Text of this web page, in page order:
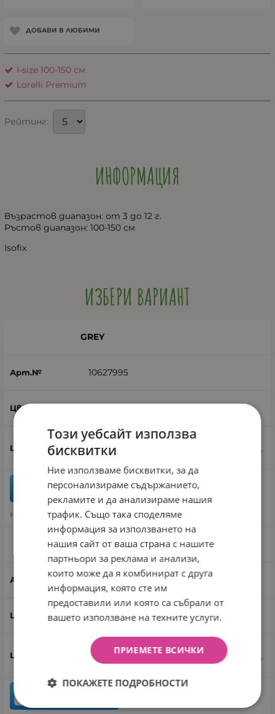
ДОБАВИ В ЛЮБИМИ
I-size 100-150 см
Lorelli Premium
Рейтинг:
ИНФОРМАЦИЯ
Възрастов диапазон: от 3 до 12 г.
Ръстов диапазон: 100-150 см
Isofix
ИЗБЕРИ ВАРИАНТ
10627995
GREY
лв.
бр. КУПИ
Направи запитване
10627994
BEIGE
Бежов
74.99€ / 146.67 лв.
Този уебсайт използва
бисквитки
Ние използваме бисквитки, за да
персонализираме съдържанието,
рекламите и да анализираме нашия
трафик. Също така споделяме
информация за използването на
нашия сайт от ваша страна с нашите
партньори за реклама и анализи,
които може да я комбинират с друга
информация, която сте им
предоставили или която са събрали от
вашето използване на техните услуги.
ПРИЕМЕТЕ ВСИЧКИ
ПОКАЖЕТЕ ПОДРОБНОСТИ